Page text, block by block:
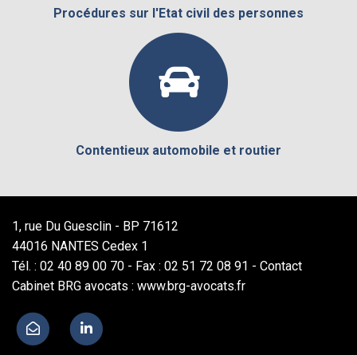
Procédures sur l'Etat civil des personnes
Contentieux automobile et routier
1, rue Du Guesclin - BP 71612
44016 NANTES Cedex 1
Tél. : 02 40 89 00 70 - Fax : 02 51 72 08 91 - Contact
Cabinet BRG avocats : www.brg-avocats.fr